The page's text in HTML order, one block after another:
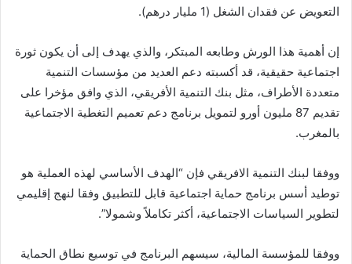
التعويض عن فقدان الشغل (1 مليار درهم).
إن أهمية هذا الورش وطابعه المبتكر، والذي يهدف إلى أن يكون ثورة
اجتماعية حقيقية، قد أكسبته دعم العديد من مؤسسات التنمية
متعددة الأطراف، مثل بنك التنمية الأفريقي، الذي وافق مؤخرا على
تقديم 87 مليون أورو لتمويل برنامج دعم تعميم التغطية الاجتماعية
بالمغرب.
ووفقا لبنك التنمية الافريقي فإن “الهدف الأساسي لهذه العملية هو
توطيد أسس برنامج حماية اجتماعية قابل للتطبيق وفقا لنهج إقليمي
لتطوير السياسات الاجتماعية، أكثر تكاملاً وشمولا”.
ووفقا للمؤسسة المالية، سيسهم البرنامج في توسيع نطاق الحماية